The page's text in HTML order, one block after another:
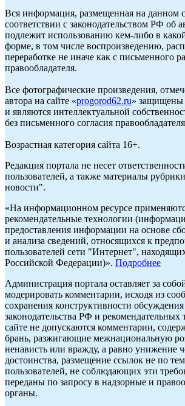
Вся информация, размещенная на данном
соответствии с законодательством РФ об
подлежит использованию кем-либо в
форме, в том числе воспроизведению,
переработке не иначе как с письменного
правообладателя.
Все фотографические произведения,
автора на сайте «progorod62.ru» защищены
и являются интеллектуальной
без письменного согласия
Возрастная категория сайта 16+.
Редакция портала не несет
пользователей, а также материалы
новости".
«На информационном ресурсе
рекомендательные технологии
предоставления информации на основе
и анализа сведений, относящихся к
пользователей сети "Интернет",
Российской Федерации)». Подробнее
Администрация портала оставляет за
модерировать комментарии, исходя из
сохранения конструктивности
законодательства РФ и
сайте не допускаются комментарии,
брань, разжигающие межнациональную
ненависть или вражду, а равно унижение
достоинства, размещение ссылок не по
пользователей, не соблюдающих эти
переданы по запросу в надзорные и
органы.